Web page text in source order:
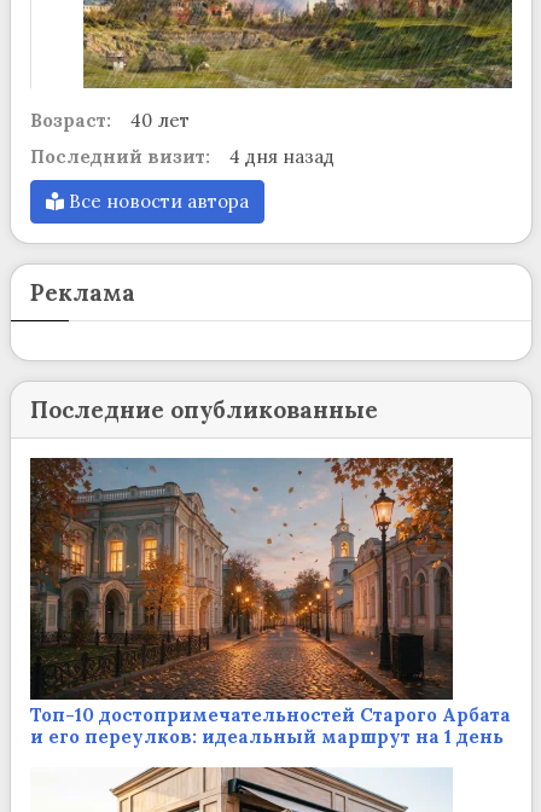
Возраст:
40 лет
Последний визит:
4 дня назад
Все новости автора
Реклама
Последние опубликованные
Топ-10 достопримечательностей Старого Арбата
и его переулков: идеальный маршрут на 1 день